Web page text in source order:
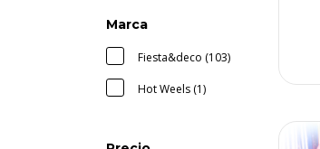
Marca
Fiesta&deco (103)
Hot Weels (1)